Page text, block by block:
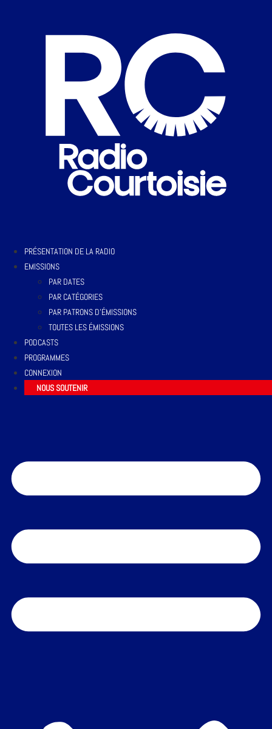
PRÉSENTATION DE LA RADIO
EMISSIONS
PAR DATES
PAR CATÉGORIES
PAR PATRONS D’ÉMISSIONS
TOUTES LES ÉMISSIONS
PODCASTS
PROGRAMMES
CONNEXION
NOUS SOUTENIR